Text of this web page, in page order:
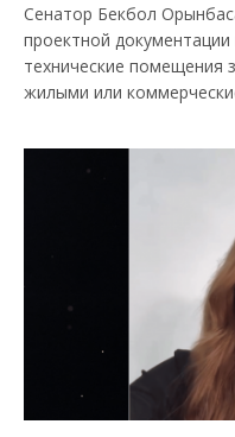
Сенатор Бекбол
проектной
технические помещения
жилыми или